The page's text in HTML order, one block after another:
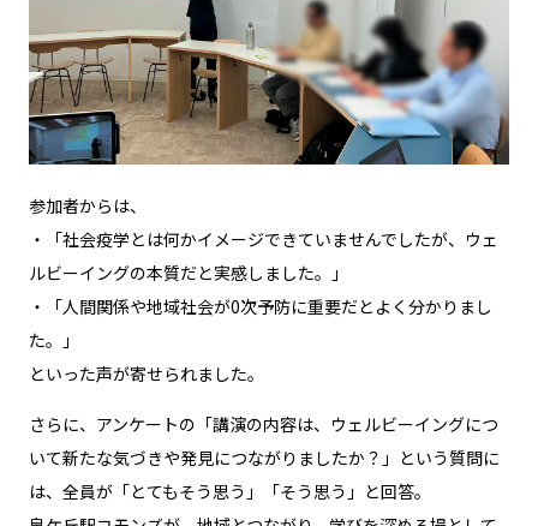
参加者からは、
・「社会疫学とは何かイメージできていませんでしたが、ウェ
ルビーイングの本質だと実感しました。」
・「人間関係や地域社会が0次予防に重要だとよく分かりまし
た。」
といった声が寄せられました。
さらに、アンケートの「講演の内容は、ウェルビーイングにつ
いて新たな気づきや発見につながりましたか？」という質問に
は、全員が「とてもそう思う」「そう思う」と回答。